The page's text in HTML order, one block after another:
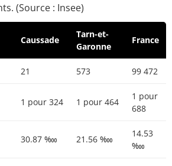
(Source : Insee)
Caussade
Tarn-et-
Garonne
France
21 573 99 472
1 pour 324 1 pour 464
1 pour
688
30.87 ‱ 21.56 ‱
14.53
‱